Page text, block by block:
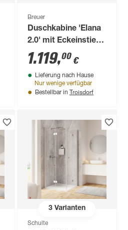
Breuer
Duschkabine 'Elana
2.0' mit Eckeinstieg
aluminiumfarben 100
x 100 x 200 cm
1.119,00 €
Lieferung nach Hause
Nur wenige verfügbar
Bestellbar in Troisdorf
3Varianten
Schulte